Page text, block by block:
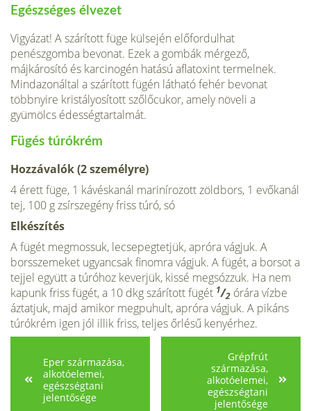
Egészséges élvezet
Vigyázat! A szárított füge külsején előfor­dulhat
penészgomba bevonat. Ezek a gom­bák mérgező,
májkárosító és karcinogén hatású aflatoxint termelnek.
Mindazonáltal a szárított fügén látható fehér bevonat
többnyire kristályosított szőlőcukor, amely növeli a
gyümölcs édességtartalmát.
Fügés túrókrém
Hozzávalók (2 személyre)
4 érett füge, 1 kávéskanál marinírozott zöldbors, 1 evőkanál
tej, 100 g zsír­szegény friss túró, só
Elkészítés
A fügét megmossuk, lecsepegtetjük, apró­ra vágjuk. A
borsszemeket ugyancsak finomra vágjuk. A fügét, a borsot a
tejjel együtt a túróhoz keverjük, kissé megsóz­zuk. Ha nem
kapunk friss fügét, a 10 dkg szárított fügét 1/2 órára vízbe
áztatjuk, majd amikor megpuhult, apróra vágjuk. A pikáns
túrókrém igen jól illik friss, teljes őrlésű kenyérhez.
Eper származása,
alkotóelemei,
egészségtani
jelentősége
Grépfrút
származása,
alkotóelemei,
egészségtani
jelentősége